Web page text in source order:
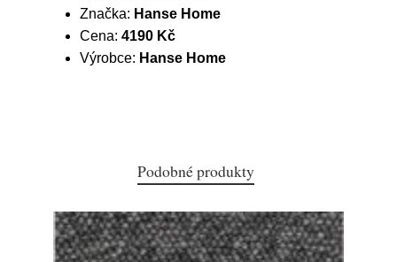
Značka: Hanse Home
Cena: 4190 Kč
Výrobce: Hanse Home
Podobné produkty